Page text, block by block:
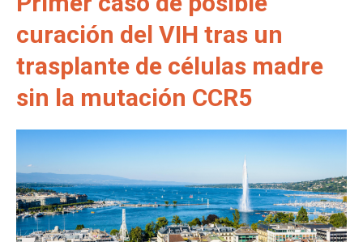
curación del VIH tras un
trasplante de células madre
sin la mutación CCR5